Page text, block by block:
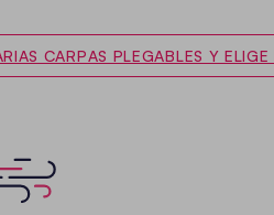
CARPAS PLEGABLES Y